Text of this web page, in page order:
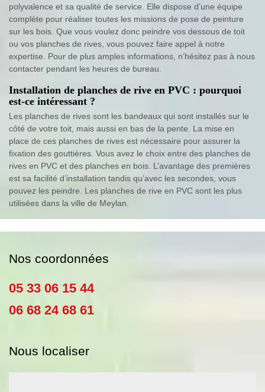
polyvalence et sa qualité de service. Elle dispose d’une équipe
complète pour réaliser toutes les missions de pose de peinture
sur les bois. Que vous voulez donc peindre vos dessous de toit
ou vos planches de rives, vous pouvez faire appel à notre
expertise. Pour de plus amples informations, n’hésitez pas à nous
contacter pendant les heures de bureau.
Installation de planches de rive en PVC : pourquoi
est-ce intéressant ?
Les planches de rives sont les bandeaux qui sont installés sur le
côté de votre toit, mais aussi en bas de la pente. La mise en
place de ces planches de rives est nécessaire pour assurer la
fixation des gouttières. Vous avez le choix entre des planches de
rives en PVC et des planches en bois. L’avantage des premières
est sa facilité d’installation tandis qu’avec les secondes, vous
pouvez les peindre. Les planches de rive en PVC sont les plus
utilisées dans la ville de Meylan.
Nos coordonnées
05 33 06 15 44
06 68 24 68 61
Nous localiser